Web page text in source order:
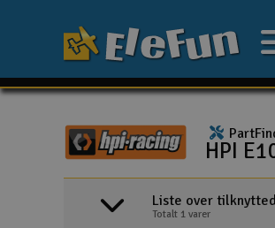
Outlet
Mine favoritter
Gavekort
HPI
HPI E10 Touring
Liste over
Totalt 1 varer